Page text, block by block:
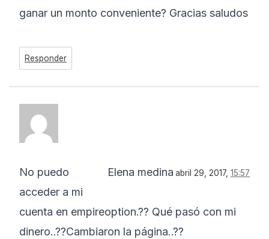
ganar un monto conveniente? Gracias saludos
Responder
Elena medina abril 29, 2017, 15:57
No puedo
acceder a mi
cuenta en empireoption.?? Qué pasó con mi
dinero..??Cambiaron la página..??